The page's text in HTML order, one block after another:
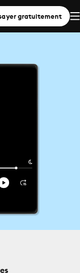
gratuitement